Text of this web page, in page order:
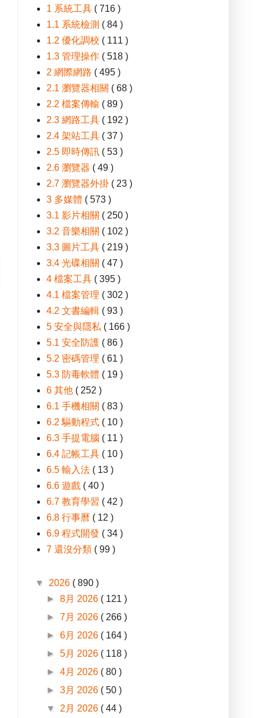
1 系統工具 ( 716 )
1.1 系統檢測 ( 84 )
1.2 優化調校 ( 111 )
1.3 管理操作 ( 518 )
2 網際網路 ( 495 )
2.1 瀏覽器相關 ( 68 )
2.2 檔案傳輸 ( 89 )
2.3 網路工具 ( 192 )
2.4 架站工具 ( 37 )
2.5 即時傳訊 ( 53 )
2.6 瀏覽器 ( 49 )
2.7 瀏覽器外掛 ( 23 )
3 多媒體 ( 573 )
3.1 影片相關 ( 250 )
3.2 音樂相關 ( 102 )
3.3 圖片工具 ( 219 )
3.4 光碟相關 ( 47 )
4 檔案工具 ( 395 )
4.1 檔案管理 ( 302 )
4.2 文書編輯 ( 93 )
5 安全與隱私 ( 166 )
5.1 安全防護 ( 86 )
5.2 密碼管理 ( 61 )
5.3 防毒軟體 ( 19 )
6 其他 ( 252 )
6.1 手機相關 ( 83 )
6.2 驅動程式 ( 10 )
6.3 手提電腦 ( 11 )
6.4 記帳工具 ( 10 )
6.5 輸入法 ( 13 )
6.6 遊戲 ( 40 )
6.7 教育學習 ( 42 )
6.8 行事曆 ( 12 )
6.9 程式開發 ( 34 )
7 還沒分類 ( 99 )
▼ 2026 ( 890 )
►8月 2026 ( 121 )
►7月 2026 ( 266 )
►6月 2026 ( 164 )
►5月 2026 ( 118 )
►4月 2026 ( 80 )
►3月 2026 ( 50 )
▼ 2月 2026 ( 44 )